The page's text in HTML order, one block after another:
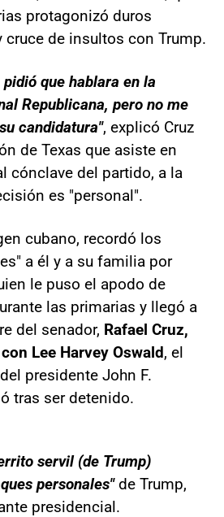
protagonizó duros
de insultos con Trump.
que hablara en la
Republicana, pero no me
candidatura", explicó Cruz
de Texas que asiste en
cónclave del partido, a la
es "personal".
cubano, recordó los
a él y a su familia por
le puso el apodo de
las primarias y llegó a
del senador, Rafael Cruz,
Lee Harvey Oswald, el
presidente John F.
tras ser detenido.
servil (de Trump)
personales"de Trump,
presidencial.